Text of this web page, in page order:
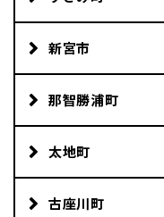
新宮市
那智勝浦町
太地町
古座川町